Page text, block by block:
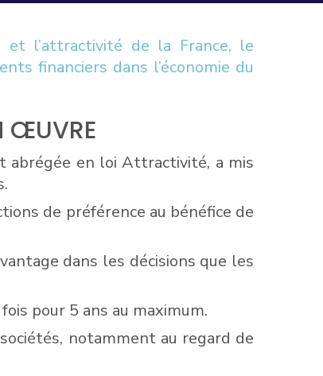
l’attractivité de la France, le
financiers dans l’économie du
ŒUVRE
abrégée en loi Attractivité, a mis
de préférence au bénéfice de
dans les décisions que les
pour 5 ans au maximum.
notamment au regard de